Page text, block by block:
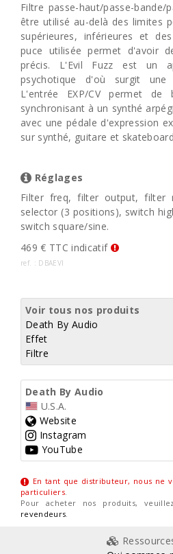
Filtre passe-haut/passe-
être utilisé au-delà des limites
supérieures, inférieures et
puce utilisée permet d'avoir
précis. L'Evil Fuzz est un
psychotique d'où surgit une
L'entrée EXP/CV permet
synchronisant à un synthé
avec une pédale d'expression
sur synthé, guitare et
Réglages
Filter freq, filter output, filter
selector (3 positions), switch
switch square/sine.
469 € TTC indicatif
ref. : DBAEVI
Voir tous nos produits
Death By Audio
Effet
Filtre
Death By Audio
U.S.A.
Website
Instagram
YouTube
En tant que distributeur, nous ne
particuliers.
Pour acheter nos produits,
revendeurs.